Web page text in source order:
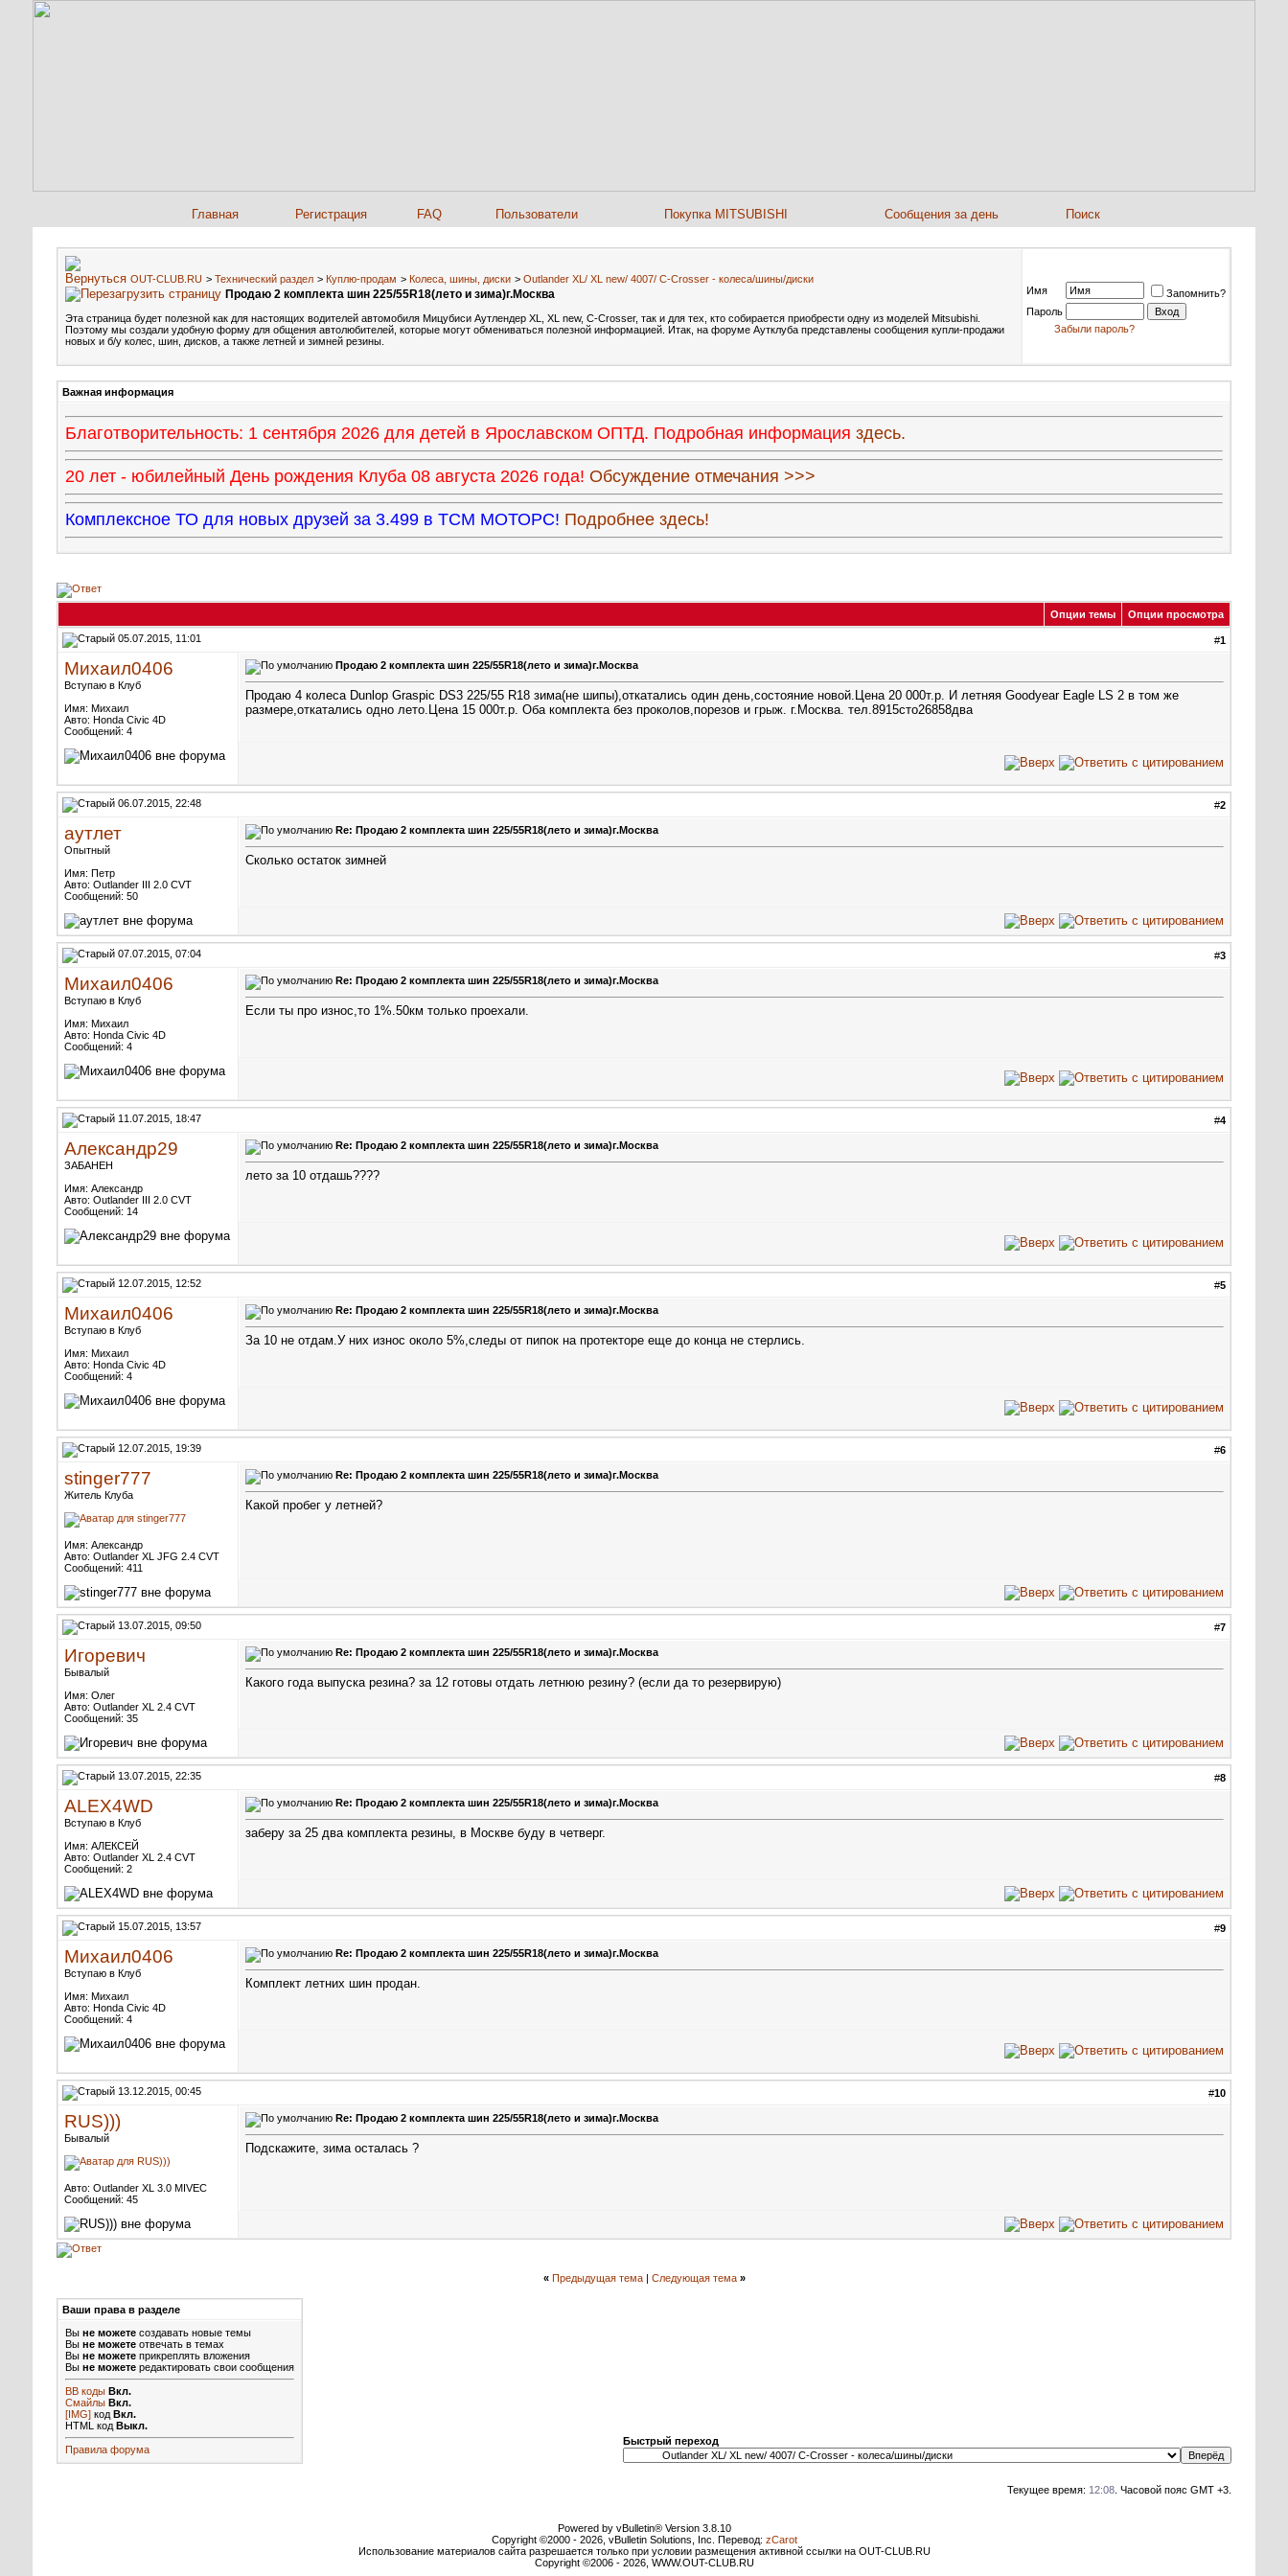
Главная Регистрация FAQ Пользователи Покупка MITSUBISHI Сообщения за день Поиск
OUT-CLUB.RU > Технический раздел > Куплю-продам > Колеса, шины, диски > Outlander XL/ XL new/ 4007/ C-Сrosser - колеса/шины/диски
Продаю 2 комплекта шин 225/55R18(лето и зима)г.Москва
Эта страница будет полезной как для настоящих водителей автомобиля Мицубиси Аутлендер XL, XL new, C-Crosser, так и для тех, кто собирается приобрести одну из моделей Mitsubishi.
Поэтому мы создали удобную форму для общения автолюбителей, которые могут обмениваться полезной информацией. Итак, на форуме Аутклуба представлены сообщения купли-продажи
новых и б/у колес, шин, дисков, а также летней и зимней резины.
Имя
Запомнить?
Пароль
Забыли пароль?
Важная информация
Благотворительность: 1 сентября 2026 для детей в Ярославском ОПТД. Подробная информация здесь.
20 лет - юбилейный День рождения Клуба 08 августа 2026 года! Обсуждение отмечания >>>
Комплексное ТО для новых друзей за 3.499 в ТСМ МОТОРС! Подробнее здесь!
Опции темы Опции просмотра
05.07.2015, 11:01 #1
Михаил0406
Вступаю в Клуб
Имя: Михаил
Авто: Honda Civic 4D
Сообщений: 4
Продаю 2 комплекта шин 225/55R18(лето и зима)г.Москва
Продаю 4 колеса Dunlop Graspic DS3 225/55 R18 зима(не шипы),откатались один день,состояние новой.Цена 20 000т.р. И летняя Goodyear Eagle LS 2 в том же
размере,откатались одно лето.Цена 15 000т.р. Оба комплекта без проколов,порезов и грыж. г.Москва. тел.8915сто26858два
06.07.2015, 22:48 #2
аутлет
Опытный
Имя: Петр
Авто: Outlander III 2.0 CVT
Сообщений: 50
Re: Продаю 2 комплекта шин 225/55R18(лето и зима)г.Москва
Сколько остаток зимней
07.07.2015, 07:04 #3
Михаил0406
Вступаю в Клуб
Имя: Михаил
Авто: Honda Civic 4D
Сообщений: 4
Re: Продаю 2 комплекта шин 225/55R18(лето и зима)г.Москва
Если ты про износ,то 1%.50км только проехали.
11.07.2015, 18:47 #4
Александр29
ЗАБАНЕН
Имя: Александр
Авто: Outlander III 2.0 CVT
Сообщений: 14
Re: Продаю 2 комплекта шин 225/55R18(лето и зима)г.Москва
лето за 10 отдашь????
12.07.2015, 12:52 #5
Михаил0406
Вступаю в Клуб
Имя: Михаил
Авто: Honda Civic 4D
Сообщений: 4
Re: Продаю 2 комплекта шин 225/55R18(лето и зима)г.Москва
За 10 не отдам.У них износ около 5%,следы от пипок на протекторе еще до конца не стерлись.
12.07.2015, 19:39 #6
stinger777
Житель Клуба
Имя: Александр
Авто: Outlander XL JFG 2.4 CVT
Сообщений: 411
Re: Продаю 2 комплекта шин 225/55R18(лето и зима)г.Москва
Какой пробег у летней?
13.07.2015, 09:50 #7
Игоревич
Бывалый
Имя: Олег
Авто: Outlander XL 2.4 CVT
Сообщений: 35
Re: Продаю 2 комплекта шин 225/55R18(лето и зима)г.Москва
Какого года выпуска резина? за 12 готовы отдать летнюю резину? (если да то резервирую)
13.07.2015, 22:35 #8
ALEX4WD
Вступаю в Клуб
Имя: АЛЕКСЕЙ
Авто: Outlander XL 2.4 CVT
Сообщений: 2
Re: Продаю 2 комплекта шин 225/55R18(лето и зима)г.Москва
заберу за 25 два комплекта резины, в Москве буду в четверг.
15.07.2015, 13:57 #9
Михаил0406
Вступаю в Клуб
Имя: Михаил
Авто: Honda Civic 4D
Сообщений: 4
Re: Продаю 2 комплекта шин 225/55R18(лето и зима)г.Москва
Комплект летних шин продан.
13.12.2015, 00:45 #10
RUS)))
Бывалый
Авто: Outlander XL 3.0 MIVEC
Сообщений: 45
Re: Продаю 2 комплекта шин 225/55R18(лето и зима)г.Москва
Подскажите, зима осталась ?
« Предыдущая тема| Следующая тема »
Ваши права в разделе
Вы не можете создавать новые темы
Вы не можете отвечать в темах
Вы не можете прикреплять вложения
Вы не можете редактировать свои сообщения
BB коды Вкл.
Смайлы Вкл.
[IMG] код Вкл.
HTML код Выкл.
Правила форума
Быстрый переход
Текущее время: 12:08 . Часовой пояс GMT +3.
Powered by vBulletin® Version 3.8.10
Copyright ©2000 - 2026, vBulletin Solutions, Inc. Перевод: zCarot
Использование материалов сайта разрешается только при условии размещения активной ссылки на OUT-CLUB.RU
Copyright ©2006 - 2026, WWW.OUT-CLUB.RU